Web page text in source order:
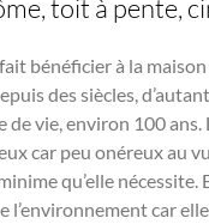
toit à pente,
bénéficier à la
des siècles,
de vie, environ 100 ans.
car peu onéreux au
qu’elle nécessite.
l’environnement car